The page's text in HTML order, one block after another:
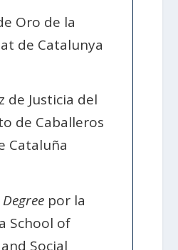
Oro de la
de Catalunya
de Justicia del
de Caballeros
Cataluña
por la
School of
Social